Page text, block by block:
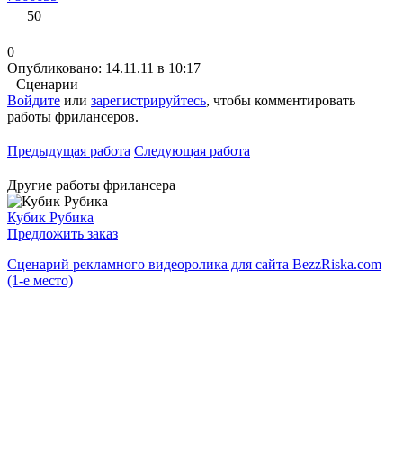
50
0
Опубликовано: 14.11.11 в 10:17
Сценарии
Войдите или зарегистрируйтесь, чтобы комментировать
работы фрилансеров.
Предыдущая работа Следующая работа
Другие работы фрилансера
Кубик Рубика
Предложить заказ
Сценарий рекламного видеоролика для сайта BezzRiska.com
(1-е место)